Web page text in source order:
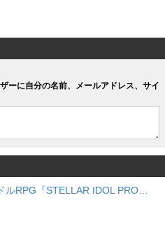
ーに自分の名前、メールアドレス、サイ
ルRPG『STELLAR IDOL PRO…